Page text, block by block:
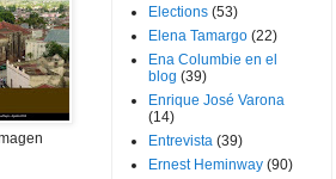
Elections (53)
Elena Tamargo (22)
Ena Columbie en el
blog (39)
Enrique José Varona
(14)
Entrevista (39)
Ernest Heminway (90)